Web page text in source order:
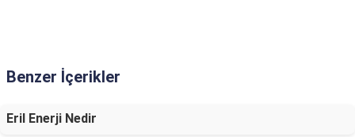
Benzer İçerikler
Eril Enerji Nedir